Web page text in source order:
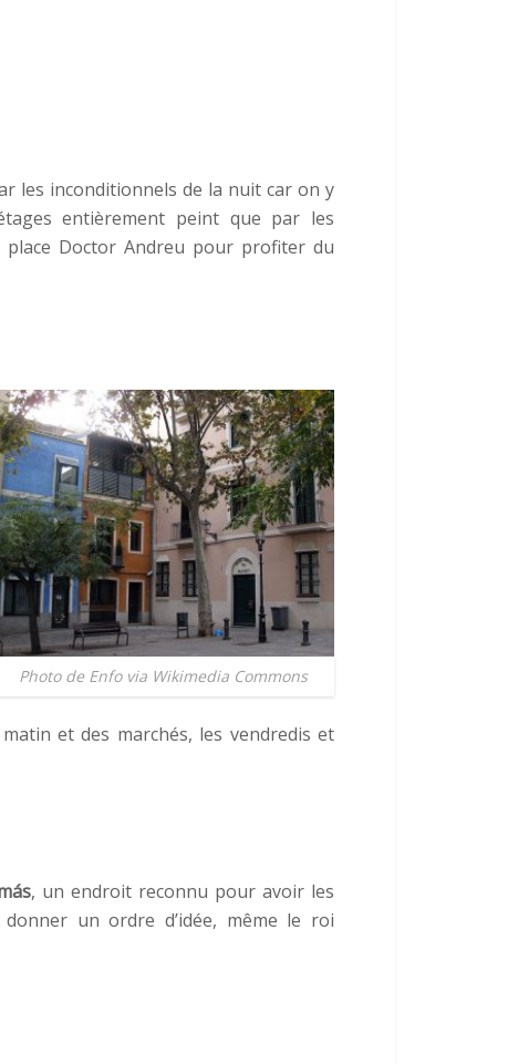
les inconditionnels de la nuit car on y
entièrement peint que par les
Doctor Andreu pour profiter du
Photo de Enfo via Wikimedia Commons
et des marchés, les vendredis et
, un endroit reconnu pour avoir les
donner un ordre d’idée, même le roi